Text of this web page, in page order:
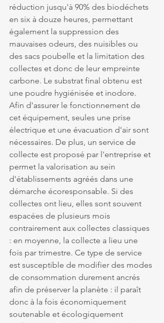
réduction jusqu'à 90% des biodéchets
en six à douze heures, permettant
également la suppression des
mauvaises odeurs, des nuisibles ou
des sacs poubelle et la limitation des
collectes et donc de leur empreinte
carbone. Le substrat final obtenu est
une poudre hygiénisée et inodore.
Afin d'assurer le fonctionnement de
cet équipement, seules une prise
électrique et une évacuation d'air sont
nécessaires. De plus, un service de
collecte est proposé par l'entreprise et
permet la valorisation au sein
d'établissements agréés dans une
démarche écoresponsable. Si des
collectes ont lieu, elles sont souvent
espacées de plusieurs mois
contrairement aux collectes classiques
: en moyenne, la collecte a lieu une
fois par trimestre. Ce type de service
est susceptible de modifier des modes
de consommation durement ancrés
afin de préserver la planète : il paraît
donc à la fois économiquement
soutenable et écologiquement